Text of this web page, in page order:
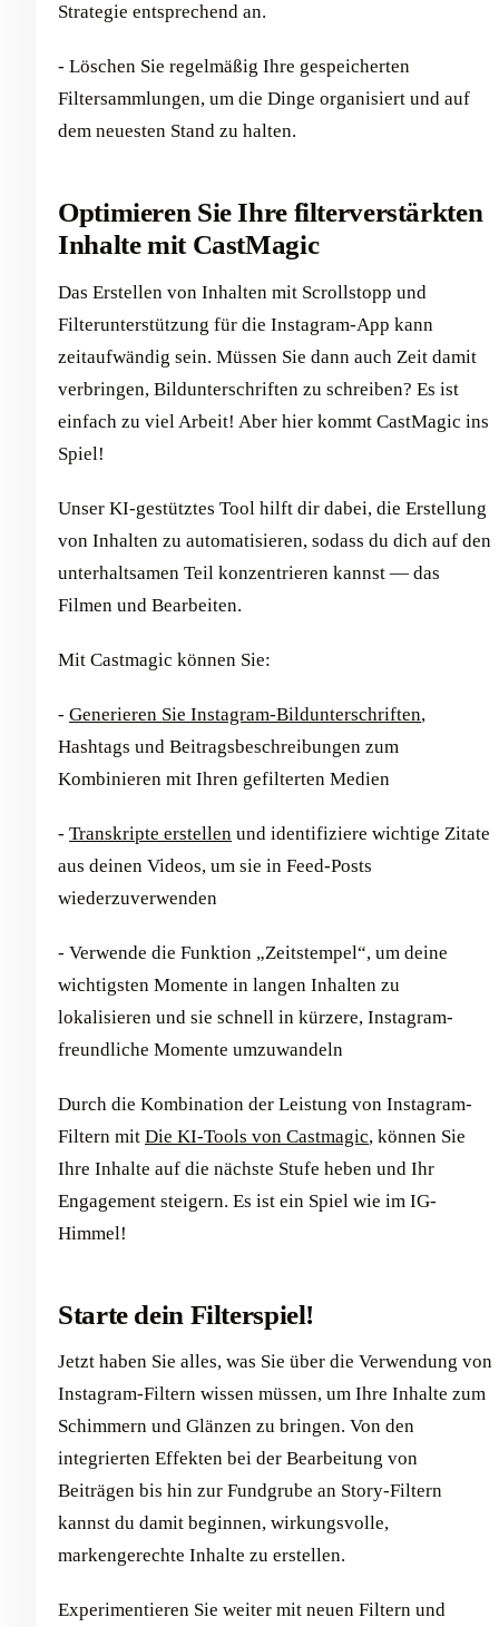
Strategie entsprechend an.
- Löschen Sie regelmäßig Ihre gespeicherten
Filtersammlungen, um die Dinge organisiert und auf
dem neuesten Stand zu halten.
Optimieren Sie Ihre filterverstärkten
Inhalte mit CastMagic
Das Erstellen von Inhalten mit Scrollstopp und
Filterunterstützung für die Instagram-App kann
zeitaufwändig sein. Müssen Sie dann auch Zeit damit
verbringen, Bildunterschriften zu schreiben? Es ist
einfach zu viel Arbeit! Aber hier kommt CastMagic ins
Spiel!
Unser KI-gestütztes Tool hilft dir dabei, die Erstellung
von Inhalten zu automatisieren, sodass du dich auf den
unterhaltsamen Teil konzentrieren kannst — das
Filmen und Bearbeiten.
Mit Castmagic können Sie:
- Generieren Sie Instagram-Bildunterschriften,
Hashtags und Beitragsbeschreibungen zum
Kombinieren mit Ihren gefilterten Medien
- Transkripte erstellen und identifiziere wichtige Zitate
aus deinen Videos, um sie in Feed-Posts
wiederzuverwenden
- Verwende die Funktion „Zeitstempel“, um deine
wichtigsten Momente in langen Inhalten zu
lokalisieren und sie schnell in kürzere, Instagram-
freundliche Momente umzuwandeln
Durch die Kombination der Leistung von Instagram-
Filtern mit Die KI-Tools von Castmagic, können Sie
Ihre Inhalte auf die nächste Stufe heben und Ihr
Engagement steigern. Es ist ein Spiel wie im IG-
Himmel!
Starte dein Filterspiel!
Jetzt haben Sie alles, was Sie über die Verwendung von
Instagram-Filtern wissen müssen, um Ihre Inhalte zum
Schimmern und Glänzen zu bringen. Von den
integrierten Effekten bei der Bearbeitung von
Beiträgen bis hin zur Fundgrube an Story-Filtern
kannst du damit beginnen, wirkungsvolle,
markengerechte Inhalte zu erstellen.
Experimentieren Sie weiter mit neuen Filtern und